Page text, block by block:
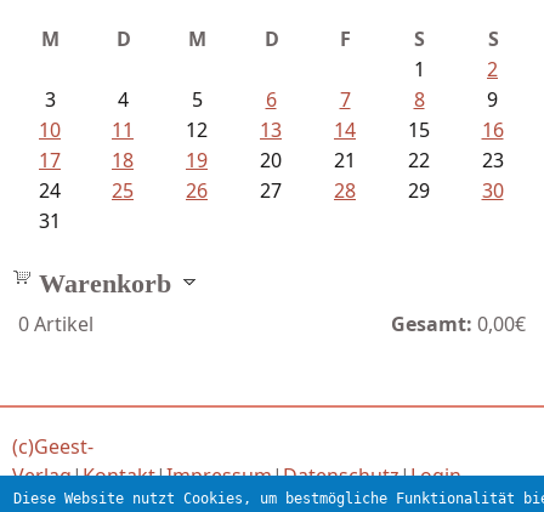
M D M D F S
S
1
2
3
4 5 6 7 8
9
10
11 12 13 14 15
16
17
18 19 20 21 22
23
24
25 26 27 28 29
30
31
Warenkorb
0Artikel Gesamt: 0,00€
(c)Geest-
Verlag|Kontakt|Impressum|Datenschutz|Login
Diese Website nutzt Cookies, um bestmögliche Funktionalität